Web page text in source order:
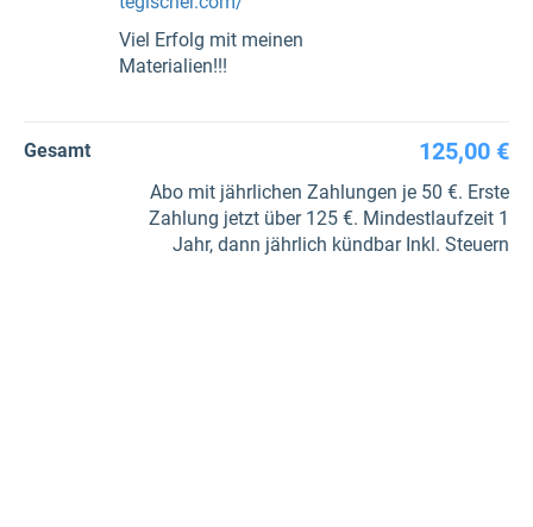
Viel Erfolg mit meinen
Materialien!!!
Gesamt 125,00 €
Abo mit jährlichen Zahlungen je 50 €. Erste
Zahlung jetzt über 125 €. Mindestlaufzeit 1
Jahr, dann jährlich kündbar Inkl. Steuern